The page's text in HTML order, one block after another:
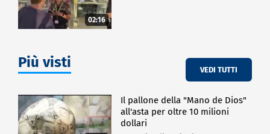
02:16
Più visti VEDI TUTTI
Il pallone della "Mano de Dios"
all'asta per oltre 10 milioni
dollari